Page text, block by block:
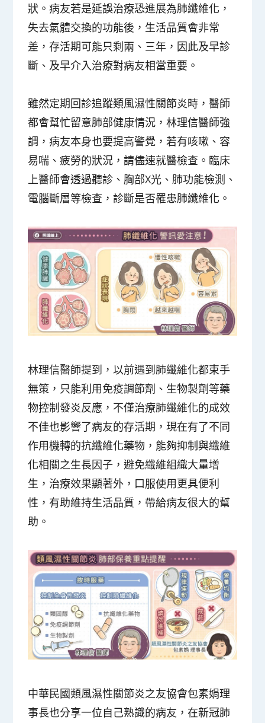
狀。病友若是延誤治療恐進展為肺纖維化，
失去氣體交換的功能後，生活品質會非常
差，存活期可能只剩兩、三年，因此及早診
斷、及早介入治療對病友相當重要。
雖然定期回診追蹤類風濕性關節炎時，醫師
都會幫忙留意肺部健康情況，林理信醫師強
調，病友本身也要提高警覺，若有咳嗽、容
易喘、疲勞的狀況，請儘速就醫檢查。臨床
上醫師會透過聽診、胸部X光、肺功能檢測、
電腦斷層等檢查，診斷是否罹患肺纖維化。
林理信醫師提到，以前遇到肺纖維化都束手
無策，只能利用免疫調節劑、生物製劑等藥
物控制發炎反應，不僅治療肺纖維化的成效
不佳也影響了病友的存活期，現在有了不同
作用機轉的抗纖維化藥物，能夠抑制與纖維
化相關之生長因子，避免纖維組織大量增
生，治療效果顯著外，口服使用更具便利
性，有助維持生活品質，帶給病友很大的幫
助。
中華民國類風濕性關節炎之友協會包素娟理
事長也分享一位自己熟識的病友，在新冠肺